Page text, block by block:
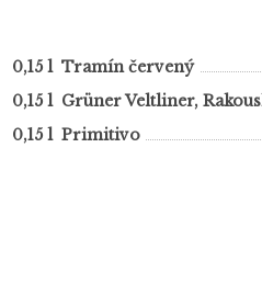
0,15 l Tramín červený
0,15 l Grüner Veltliner,
0,15 l Primitivo